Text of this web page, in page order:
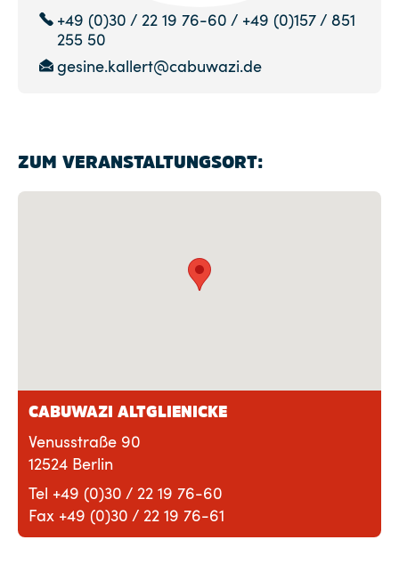
+49 (0)30 / 22 19 76-60 / +49 (0)157 / 851
255 50
gesine.kallert@cabuwazi.de
ZUM VERANSTALTUNGSORT:
CABUWAZI ALTGLIENICKE
Venusstraße 90
12524 Berlin
Tel +49 (0)30 / 22 19 76-60
Fax +49 (0)30 / 22 19 76-61